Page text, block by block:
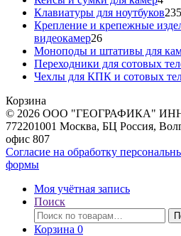
Клавиатуры для ноутбуков235
Крепление и крепежные
видеокамер2626
товаров
Моноподы и штативы для
Переходники для сотовых
Чехлы для КПК и сотовых
Корзина
© 2026 ООО "ГЕОГРАФИКА" ИНН:
772201001 Москва, БЦ Россия,
офис 807
Согласие на обработку
формы
Моя учётная запись
Поиск
Искать:
Корзина 0